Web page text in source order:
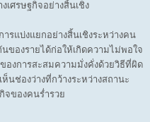
ศรษฐกิจอย่างสิ้นเชิง
แบ่งแยกอย่างสิ้นเชิงระหว่างคน
องรายได้ก่อให้เกิดความไม่พอใจ
งการสะสมความมั่งคั่งด้วยวิธีที่ผิด
นช่องว่างที่กว้างระหว่างสถานะ
จของคนร่ำรวย